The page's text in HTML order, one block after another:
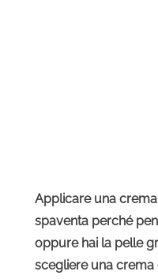
Applicare una
spaventa perché
oppure hai la pelle
scegliere una